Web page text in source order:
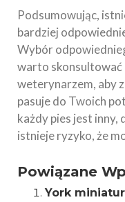
Podsumowując,
bardziej
Wybór
warto skonsultować
weterynarzem, aby
pasuje do Twoich
każdy pies jest inny,
istnieje ryzyko, że
Powiązane
York